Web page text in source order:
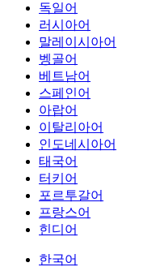
독일어
러시아어
말레이시아어
벵골어
베트남어
스페인어
아랍어
이탈리아어
인도네시아어
태국어
터키어
포르투갈어
프랑스어
힌디어
한국어